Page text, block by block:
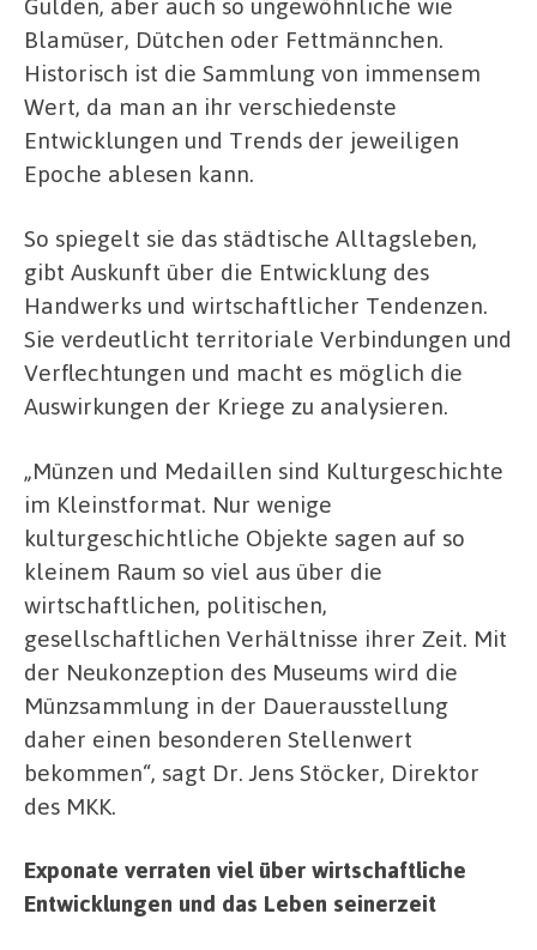
Blamüser, Dütchen oder Fettmännchen.
Historisch ist die Sammlung von immensem
Wert, da man an ihr verschiedenste
Entwicklungen und Trends der jeweiligen
Epoche ablesen kann.
So spiegelt sie das städtische Alltagsleben,
gibt Auskunft über die Entwicklung des
Handwerks und wirtschaftlicher Tendenzen.
Sie verdeutlicht territoriale Verbindungen und
Verflechtungen und macht es möglich die
Auswirkungen der Kriege zu analysieren.
„Münzen und Medaillen sind Kulturgeschichte
im Kleinstformat. Nur wenige
kulturgeschichtliche Objekte sagen auf so
kleinem Raum so viel aus über die
wirtschaftlichen, politischen,
gesellschaftlichen Verhältnisse ihrer Zeit. Mit
der Neukonzeption des Museums wird die
Münzsammlung in der Dauerausstellung
daher einen besonderen Stellenwert
bekommen“, sagt Dr. Jens Stöcker, Direktor
des MKK.
Exponate verraten viel über wirtschaftliche
Entwicklungen und das Leben seinerzeit